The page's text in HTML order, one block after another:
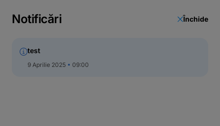
Notificări Închide
test
9 Aprilie 2025 09:00